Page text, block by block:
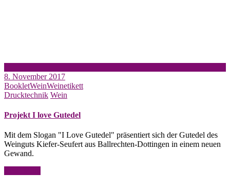
8. November 2017
BookletWeinWeinetikett
Drucktechnik Wein
Projekt I love Gutedel
Mit dem Slogan "I Love Gutedel" präsentiert sich der Gutedel des
Weinguts Kiefer-Seufert aus Ballrechten-Dottingen in einem neuen
Gewand.